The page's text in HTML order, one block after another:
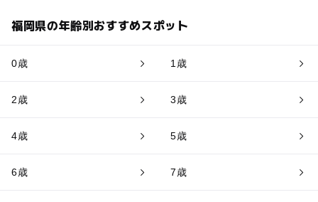
福岡県の年齢別おすすめスポット
0歳 1歳
2歳 3歳
4歳 5歳
6歳 7歳